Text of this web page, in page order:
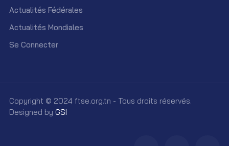
Actualités Fédérales
Actualités Mondiales
Se Connecter
Copyright © 2024 ftse.org.tn - Tous droits réservés.
Designed by GSI